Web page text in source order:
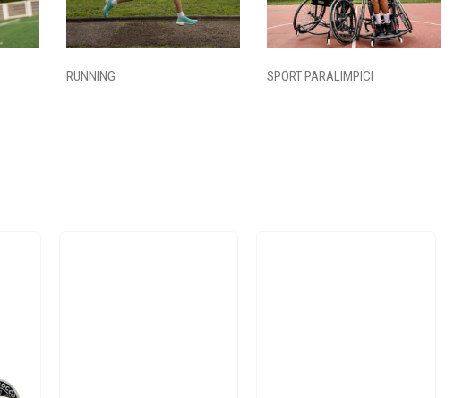
RUNNING SPORT PARALIMPICI